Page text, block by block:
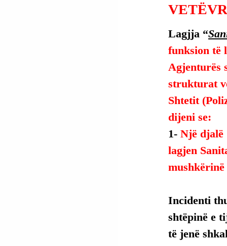
Lagjja “
funksion të
strukturat
Shtetit
dijeni se:
1- Një djalë
lagjen
Incidenti
shtëpinë e
të jenë